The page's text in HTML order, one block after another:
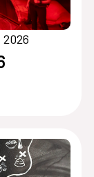
2026